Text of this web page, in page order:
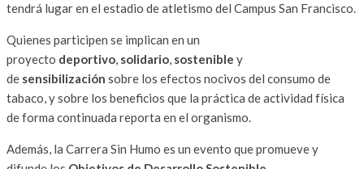
tendrá lugar en el estadio de atletismo del Campus San Francisco.
Quienes participen se implican en un
proyecto deportivo, solidario, sostenible y
de sensibilización sobre los efectos nocivos del consumo de
tabaco, y sobre los beneficios que la práctica de actividad física
de forma continuada reporta en el organismo.
Además, la Carrera Sin Humo es un evento que promueve y